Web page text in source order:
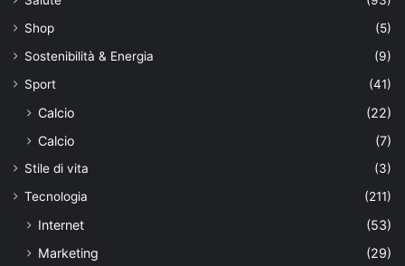
Shop
(5)
Sostenibilità & Energia
(9)
Sport
(41)
Calcio
(22)
Calcio
(7)
Stile di vita
(3)
Tecnologia
(211)
Internet
(53)
Marketing
(29)